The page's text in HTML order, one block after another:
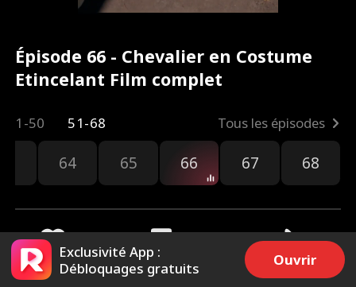
Épisode 66 - Chevalier en Costume
Etincelant Film complet
1-50 51-68 Tous les épisodes
64 65 66 67 68
2.9k 9.7k Partager
Exclusivité App :
Débloquages gratuits
Ouvrir